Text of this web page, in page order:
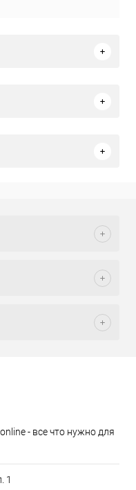
- все что нужно для
1